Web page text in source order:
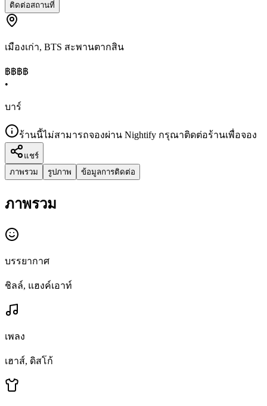
ติดต่อสถานที่
เมืองเก่า, BTS สะพานตากสิน
฿฿฿฿
•
บาร์
ร้านนี้ไม่สามารถจองผ่าน Nightify กรุณาติดต่อร้านเพื่อจอง
แชร์
ภาพรวม
รูปภาพ ข้อมูลการติดต่อ
ภาพรวม
บรรยากาศ
ชิลล์, แฮงค์เอาท์
เพลง
เฮาส์, ดิสโก้